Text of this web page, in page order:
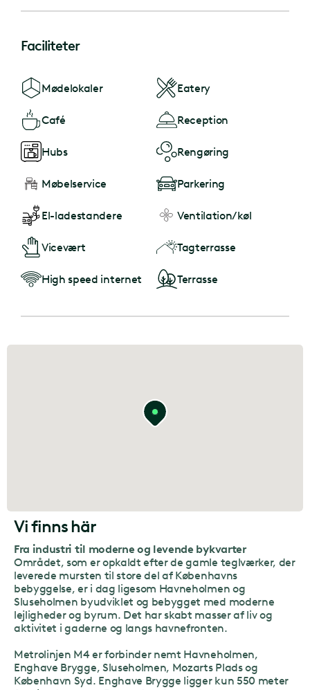
Faciliteter
Mødelokaler Eatery
Café Reception
Hubs Rengøring
Møbelservice Parkering
El-ladestandere Ventilation/køl
Vicevært Tagterrasse
High speed internet Terrasse
Vi finns här
Fra industri til moderne og levende bykvarter
Området, som er opkaldt efter de gamle teglværker, der
leverede mursten til store del af Københavns
bebyggelse, er i dag ligesom Havneholmen og
Sluseholmen byudviklet og bebygget med moderne
lejligheder og byrum. Det har skabt masser af liv og
aktivitet i gaderne og langs havnefronten.
Metrolinjen M4 er forbinder nemt Havneholmen,
Enghave Brygge, Sluseholmen, Mozarts Plads og
København Syd. Enghave Brygge ligger kun 550 meter